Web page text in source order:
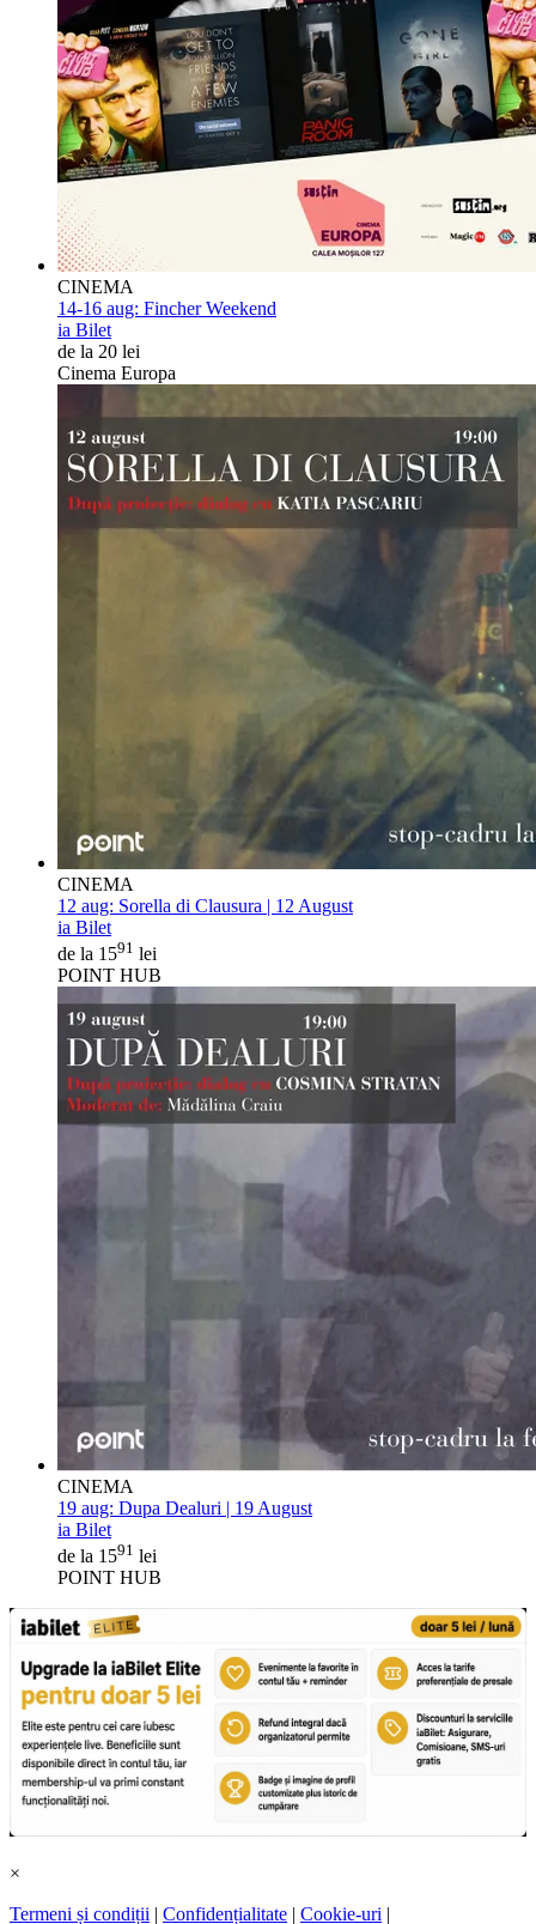
CINEMA
14-16 aug: Fincher Weekend
ia Bilet
de la 20 lei
Cinema Europa
CINEMA
12 aug: Sorella di Clausura | 12 August
ia Bilet
de la 1591 lei
POINT HUB
CINEMA
19 aug: Dupa Dealuri | 19 August
ia Bilet
de la 1591 lei
POINT HUB
×
Termeni și condiții | Confidențialitate | Cookie-uri |